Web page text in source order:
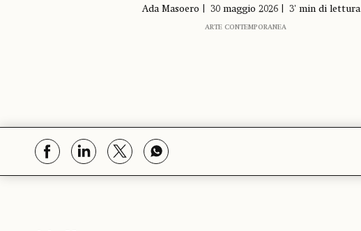
Ada Masoero 30 maggio 2026 3' min di lettura
ARTE CONTEMPORANEA